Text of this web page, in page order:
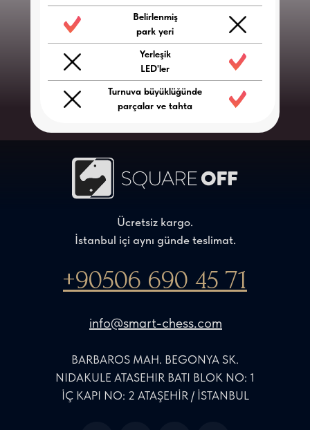
Belirlenmiş
park yeri
Yerleşik
LED'ler
Turnuva büyüklüğünde
parçalar ve tahta
info@smart-chess.com
BARBAROS MAH. BEGONYA SK.
NIDAKULE ATASEHIR BATI BLOK NO: 1
İÇ KAPI NO: 2 ATAŞEHİR / İSTANBUL
Ücretsiz kargo.
İstanbul içi aynı günde teslimat.
+90506 690 45 71